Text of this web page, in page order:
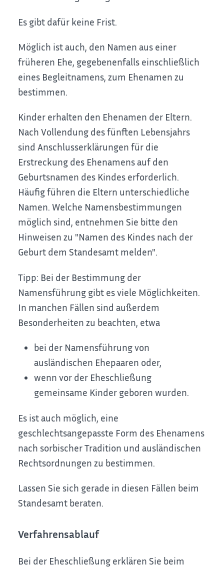
Es gibt dafür keine Frist.
Möglich ist auch, den Namen aus einer
früheren Ehe, gegebenenfalls einschließlich
eines Begleitnamens, zum Ehenamen zu
bestimmen.
Kinder erhalten den Ehenamen der Eltern.
Nach Vollendung des fünften Lebensjahrs
sind Anschlusserklärungen für die
Erstreckung des Ehenamens auf den
Geburtsnamen des Kindes erforderlich.
Häufig führen die Eltern unterschiedliche
Namen. Welche Namensbestimmungen
möglich sind, entnehmen Sie bitte den
Hinweisen zu "Namen des Kindes nach der
Geburt dem Standesamt melden".
Tipp: Bei der Bestimmung der
Namensführung gibt es viele Möglichkeiten.
In manchen Fällen sind außerdem
Besonderheiten zu beachten, etwa
bei der Namensführung von
ausländischen Ehepaaren oder,
wenn vor der Eheschließung
gemeinsame Kinder geboren wurden.
Es ist auch möglich, eine
geschlechtsangepasste Form des Ehenamens
nach sorbischer Tradition und ausländischen
Rechtsordnungen zu bestimmen.
Lassen Sie sich gerade in diesen Fällen beim
Standesamt beraten.
Verfahrensablauf
Bei der Eheschließung erklären Sie beim